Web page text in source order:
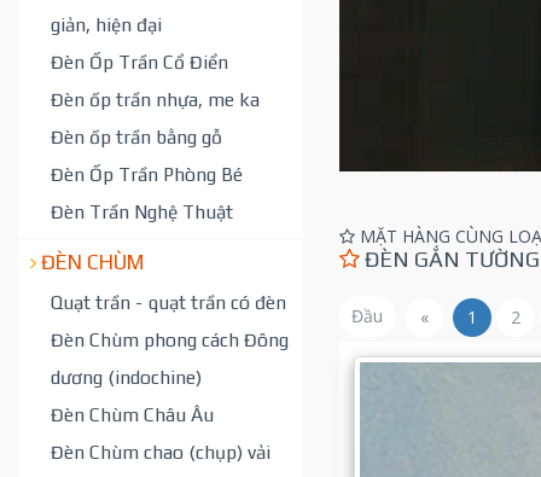
giản, hiện đại
Đèn Ốp Trần Cổ Điển
Đèn ốp trần nhựa, me ka
Đèn ốp trần bằng gỗ
Đèn Ốp Trần Phòng Bé
Đèn Trần Nghệ Thuật
ĐÈN CHÙM
Quạt trần - quạt trần có đèn
Đèn Chùm phong cách Đông
dương (indochine)
Đèn Chùm Châu Âu
Đèn Chùm chao (chụp) vải
MẶT HÀNG CÙNG
ĐÈN GẮN
Đầu « 1 2